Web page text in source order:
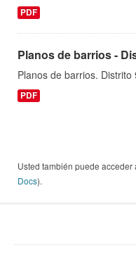
PDF
Planos de barrios -
Planos de barrios. Distrito
PDF
Usted también puede
Docs).